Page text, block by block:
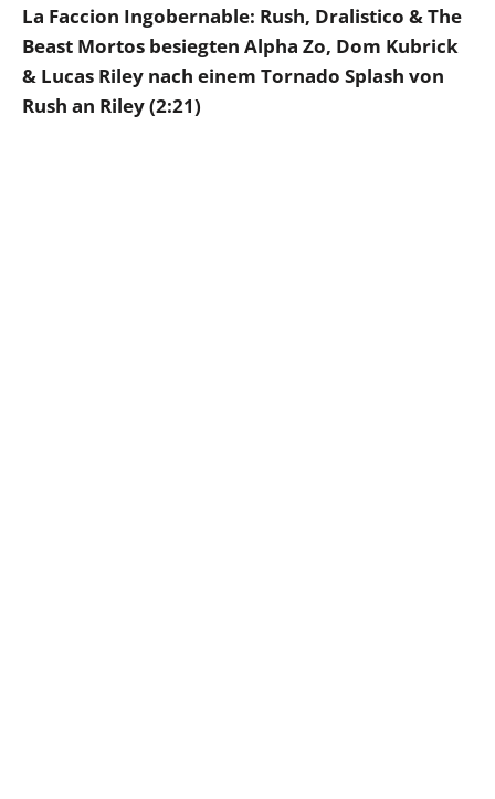
La Faccion Ingobernable: Rush, Dralistico & The
Beast Mortos besiegten Alpha Zo, Dom Kubrick
& Lucas Riley nach einem Tornado Splash von
Rush an Riley (2:21)